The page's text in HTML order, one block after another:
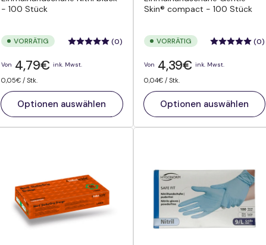
- 100 Stück
VORRÄTIG (0)
Normaler
Preis
Von 4,79€ ink. Mwst.
Preis
pro
Einheit
0,05€ / pro
Stk.
Optionen auswählen
Skin® compact - 100 Stück
VORRÄTIG (0)
Normaler
Preis
Von 4,39€ ink. Mwst.
Preis
pro
Einheit
0,04€ / pro
Stk.
Optionen auswählen